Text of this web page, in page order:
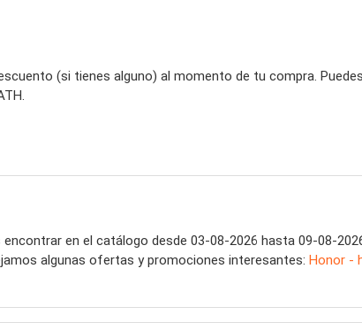
(si tienes alguno) al momento de tu compra.
encontrar en el catálogo desde 03-08-2026 hasta 09-08-
algunas ofertas y promociones interesantes: Honor -